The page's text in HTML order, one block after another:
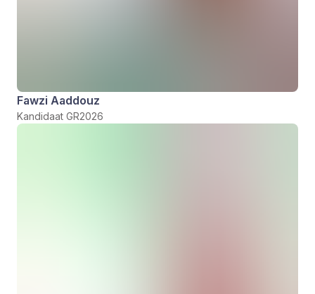
Fawzi Aaddouz
Kandidaat GR2026